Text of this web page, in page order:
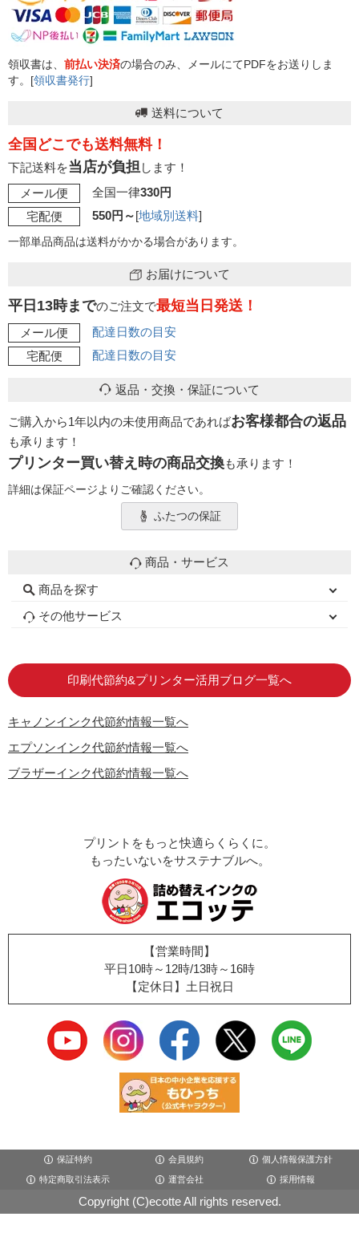
領収書は、 前払い決済の場合のみ、メールにてPDFをお送りしま
す。[領収書発行]
送料について
全国どこでも送料無料！
下記送料を当店が負担 します！
メール便
全国一律330円
宅配便
550円～[地域別送料]
一部単品商品は送料がかかる場合があります。
お届けについて
平日13時までのご注文で最短当日発送！
メール便
配達日数の目安
宅配便
配達日数の目安
返品・交換・保証について
ご購入から1年以内の未使用商品であればお客様都合の返品
も承ります！
プリンター買い替え時の商品交換も承ります！
詳細は保証ページよりご確認ください。
ふたつの保証
商品・サービス
商品を探す
初心者用セット
キャノンインク
エプソンインク
ブラザーインク
詰め替えインク
互換インクボトル
互換インクカートリッジ
再生インクカートリッジ
トナーカートリッジ
その他サービス
印刷代節約&プリンター活用ブログ一覧へ
キャノンインク代節約情報一覧へ
エプソンインク代節約情報一覧へ
ブラザーインク代節約情報一覧へ
プリントをもっと快適らくらくに。
もったいないをサステナブルへ。
【営業時間】
平日10時～12時/13時～16時
【定休日】土日祝日
保証特約 会員規約 個人情報保護方針
特定商取引法表示 運営会社 採用情報
Copyright (C)ecotte All rights reserved.